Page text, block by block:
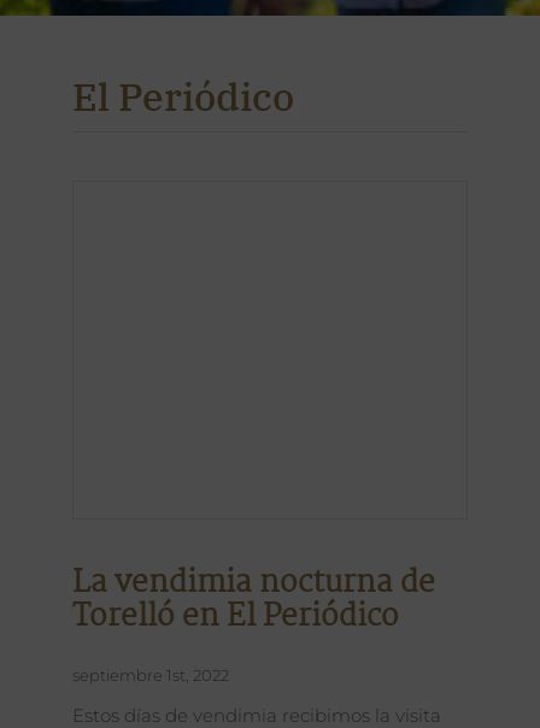
El Periódico
La vendimia nocturna de
Torelló en El Periódico
septiembre 1st, 2022
Estos días de vendimia recibimos la visita